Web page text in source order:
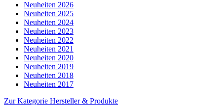
Neuheiten 2026
Neuheiten 2025
Neuheiten 2024
Neuheiten 2023
Neuheiten 2022
Neuheiten 2021
Neuheiten 2020
Neuheiten 2019
Neuheiten 2018
Neuheiten 2017
Zur Kategorie Hersteller & Produkte